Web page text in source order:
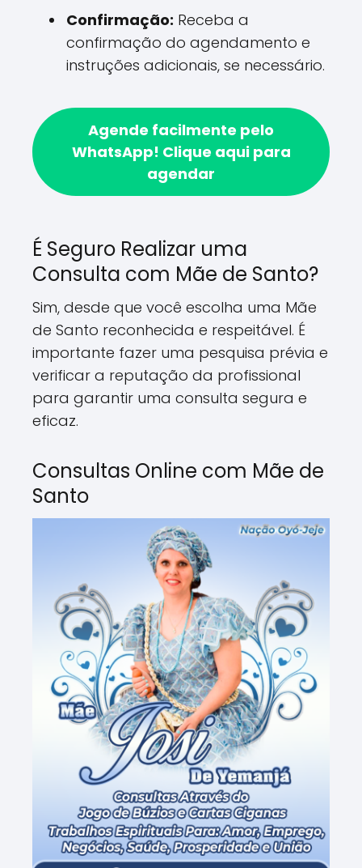
Confirmação: Receba a
confirmação do agendamento e
instruções adicionais, se necessário.
Agende facilmente pelo
WhatsApp! Clique aqui para
agendar
É Seguro Realizar uma
Consulta com Mãe de Santo?
Sim, desde que você escolha uma Mãe
de Santo reconhecida e respeitável. É
importante fazer uma pesquisa prévia e
verificar a reputação da profissional
para garantir uma consulta segura e
eficaz.
Consultas Online com Mãe de
Santo